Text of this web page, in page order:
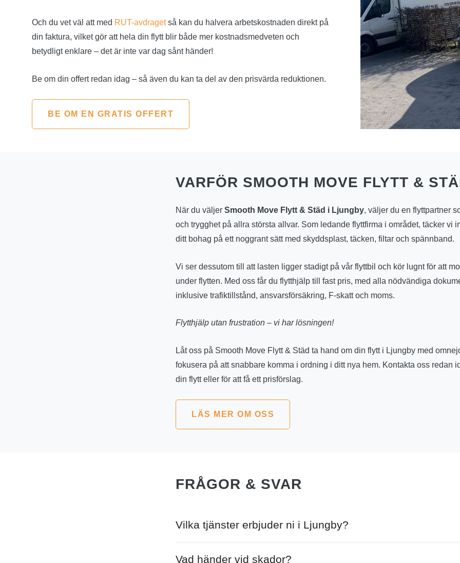
Och du vet väl att med RUT-avdragetså kan du halvera arbetskostnaden direkt på
din faktura, vilket gör att hela din flytt blir både mer kostnadsmedveten och
betydligt enklare – det är inte var dag sånt händer!
Be om din offert redan idag – så även du kan ta del av den prisvärda reduktionen.
BE OM EN GRATIS OFFERT
VARFÖR SMOOTH MOVE FLYTT &
När du väljer Smooth Move Flytt & Städ i Ljungby, väljer du en flyttpartner
och trygghet på allra största allvar. Som ledande flyttfirma i området, täcker vi
ditt bohag på ett noggrant sätt med skyddsplast, täcken, filtar och spännband.
Vi ser dessutom till att lasten ligger stadigt på vår flyttbil och kör lugnt för att
under flytten. Med oss får du flytthjälp till fast pris, med alla nödvändiga
inklusive trafiktillstånd, ansvarsförsäkring, F-skatt och moms.
Flytthjälp utan frustration – vi har lösningen!
Låt oss på Smooth Move Flytt & Städ ta hand om din flytt i Ljungby med
fokusera på att snabbare komma i ordning i ditt nya hem. Kontakta oss redan
din flytt eller för att få ett prisförslag.
LÄS MER OM OSS
FRÅGOR & SVAR
Vilka tjänster erbjuder ni i Ljungby?
Vad händer vid skador?